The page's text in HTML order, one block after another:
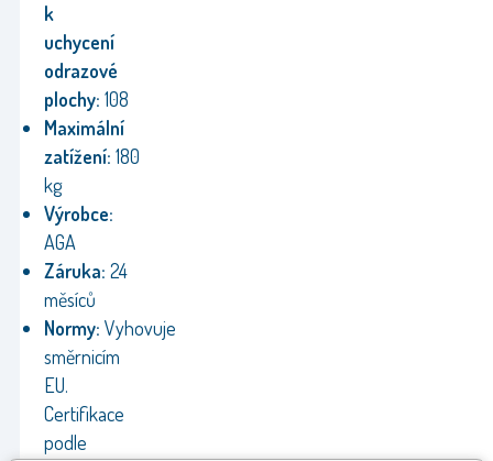
k
uchycení
odrazové
plochy: 108
Maximální
zatížení: 180
kg
Výrobce:
AGA
Záruka: 24
měsíců
Normy: Vyhovuje
směrnicím
EU.
Certifikace
podle